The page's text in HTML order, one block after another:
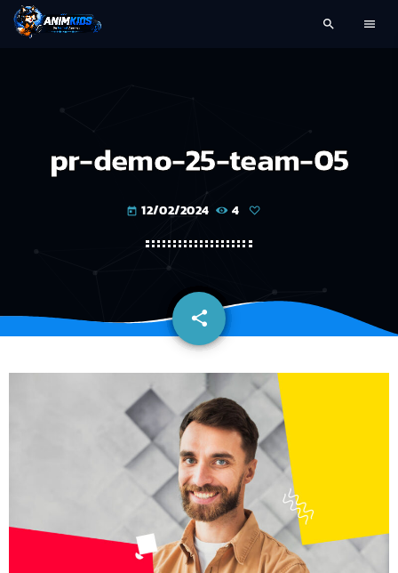
search menu
pr-demo-25-team-05
today 12/02/2024 4
share
email